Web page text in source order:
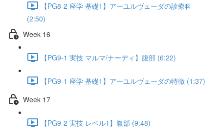
【PG8-2 座学 基礎1】アーユルヴェーダの診療科
(2:50)
Week 16
【PG9-1 実技 マルマ/ナーディ】腹部 (6:22)
【PG9-1 座学 基礎1】アーユルヴェーダの特徴 (1:37)
Week 17
【PG9-2 実技 レベル1】腹部 (9:48)